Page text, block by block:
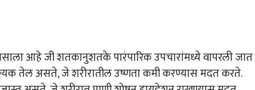
आहे जी शतकानुशतके पारंपारिक उपचारांमध्ये वापरली जात
तेल असते, जे शरीरातील उष्णता कमी करण्यास मदत करते.